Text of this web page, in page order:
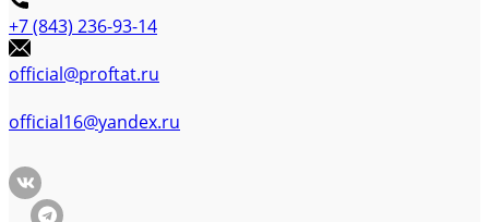
+7 (843) 236-93-14
official@proftat.ru
official16@yandex.ru